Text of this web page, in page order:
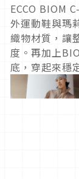
ECCO BIOM
外運動鞋與瑪
織物材質，讓
度。再加上
底，穿起來穩